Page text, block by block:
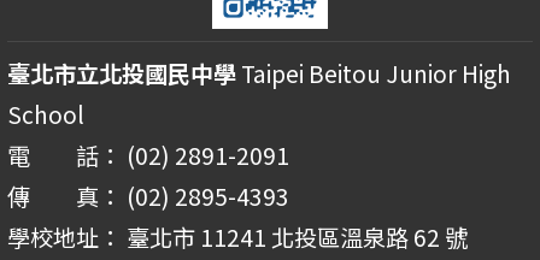
臺北市立北投國民中學Taipei Beitou Junior High
School
電 話： (02) 2891-2091
傳 真： (02) 2895-4393
學校地址： 臺北市 11241 北投區溫泉路 62 號